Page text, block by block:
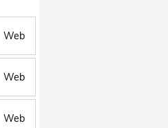
Web
Web
Web